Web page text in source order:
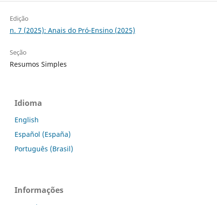
Edição
n. 7 (2025): Anais do Pró-Ensino (2025)
Seção
Resumos Simples
Idioma
English
Español (España)
Português (Brasil)
Informações